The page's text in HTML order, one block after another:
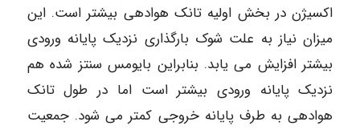
اکسیژن در بخش اولیه تانک هوادهی بیشتر است. این
میزان نیاز به علت شوک بارگذاری نزدیک پایانه ورودی
بیشتر افزایش می یابد. بنابراین بایومس سنتز شده هم
نزدیک پایانه ورودی بیشتر است اما در طول تانک
هوادهی به طرف پایانه خروجی کمتر می شود. جمعیت